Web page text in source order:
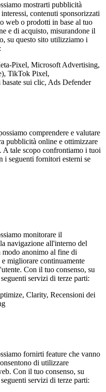
mostrarti pubblicità
contenuti sponsorizzati
web o prodotti in base al tuo
e di acquisto, misurandone il
su questo sito utilizziamo i
Pixel, Microsoft Advertising,
TikTok Pixel,
sui clic, Ads Defender
comprendere e valutare
pubblicità online e ottimizzare
tale scopo confrontiamo i tuoi
i seguenti fornitori esterni se
monitorare il
navigazione all'interno del
anonimo al fine di
migliorare continuamente
Con il tuo consenso, su
servizi di terze parti:
Clarity, Recensioni dei
fornirti feature che vanno
di utilizzare
Con il tuo consenso, su
servizi di terze parti: